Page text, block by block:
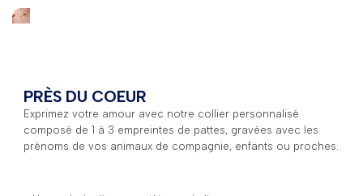
PRÈS DU COEUR
Exprimez votre amour avec notre collier personnalisé
composé de 1 à 3 empreintes de pattes, gravées avec les
prénoms de vos animaux de compagnie, enfants ou proches.